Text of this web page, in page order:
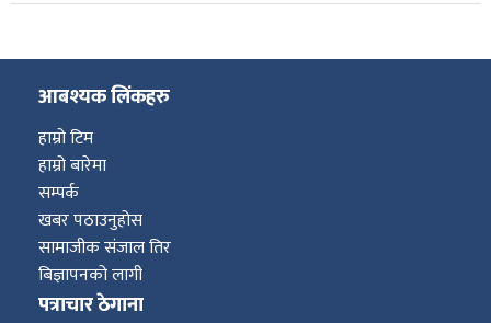
आबश्यक लिंकहरु
हाम्रो टिम
हाम्रो बारेमा
सम्पर्क
खबर पठाउनुहोस
सामाजीक संजाल तिर
बिज्ञापनको लागी
पत्राचार ठेगाना